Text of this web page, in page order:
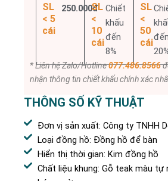
SL
< 5
cái
250.000đ
SL
<
10
cái
Chiết
khấu
đến
8%
SL
<
50
cáiđến
* Liên hệ Zalo/Hotline077.486.8566
nhận thông tin chiết khấu chính xác
THÔNG SỐ KỸ THUẬT
Đơn vị sản xuất: Công ty TNHH
Loại đồng hồ: Đồng hồ để bàn
Hiển thị thời gian: Kim đồng hồ
Chất liệu khung: Gỗ teak màu tự